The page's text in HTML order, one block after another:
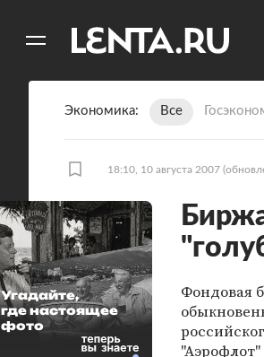
Экономика Все
18:10, 10 августа 2007
Фондовая
Угадайте,
где настоящее
фото